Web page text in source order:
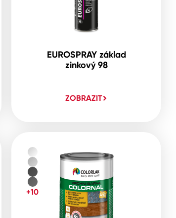
EUROSPRAY základ
zinkový 98
ZOBRAZIT
+10